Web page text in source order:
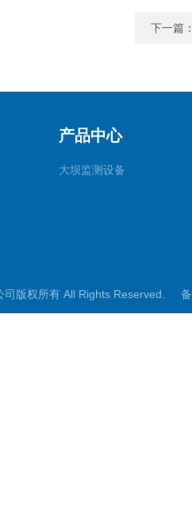
下一篇
产品中心
大坝监测设备
司版权所有 All Rights Reserved.